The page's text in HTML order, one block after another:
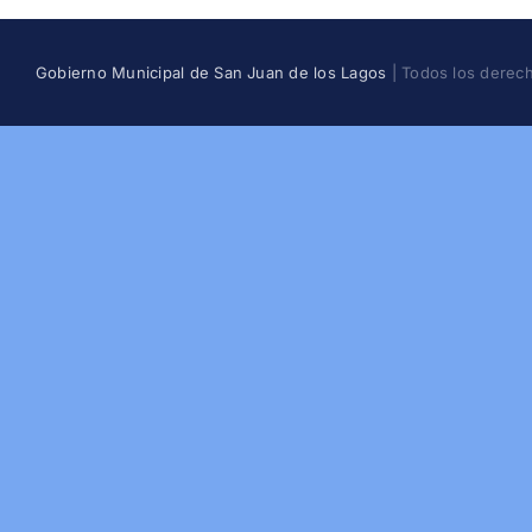
Gobierno Municipal de San Juan de los Lagos | Todos los